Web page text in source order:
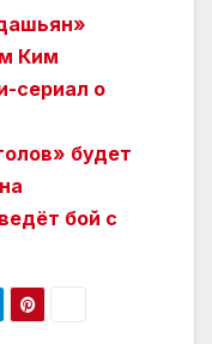
Ким
сериал о
будет
бой с